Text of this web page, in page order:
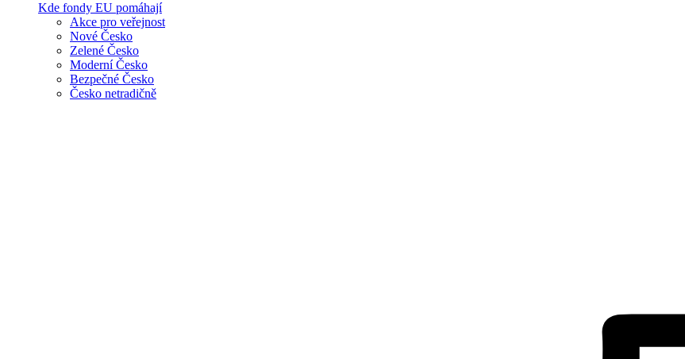
Kde fondy EU pomáhají
Akce pro veřejnost
Nové Česko
Zelené Česko
Moderní Česko
Bezpečné Česko
Česko netradičně